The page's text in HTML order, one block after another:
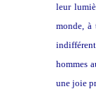
leur
monde, à
hommes
une joie